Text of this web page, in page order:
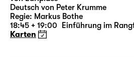
19:30 — 20:55 Große Bühne
Medea
von Euripides